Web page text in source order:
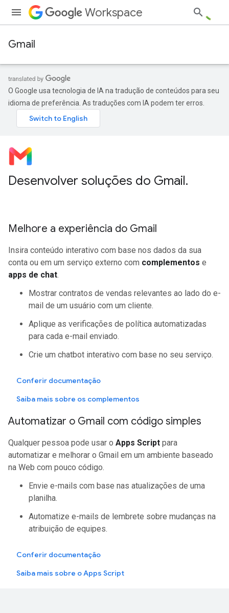
Workspace
Gmail
O Google usa tecnologia de IA na tradução de conteúdos para seu
idioma de preferência. As traduções com IA podem ter erros.
Desenvolver soluções do Gmail.
Melhore a experiência do Gmail
Insira conteúdo interativo com base nos dados da sua
conta ou em um serviço externo com complementos e
apps de chat.
Mostrar contratos de vendas relevantes ao lado do e-
mail de um usuário com um cliente.
Aplique as verificações de política automatizadas
para cada e-mail enviado.
Crie um chatbot interativo com base no seu serviço.
Conferir documentação
Saiba mais sobre os complementos
Automatizar o Gmail com código simples
Qualquer pessoa pode usar o Apps Script para
automatizar e melhorar o Gmail em um ambiente baseado
na Web com pouco código.
Envie e-mails com base nas atualizações de uma
planilha.
Automatize e-mails de lembrete sobre mudanças na
atribuição de equipes.
Conferir documentação
Saiba mais sobre o Apps Script